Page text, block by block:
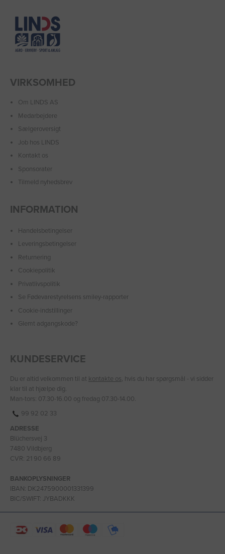
VIRKSOMHED
Om LINDS AS
Medarbejdere
Sælgeroversigt
Job hos LINDS
Kontakt os
Sponsorater
Tilmeld nyhedsbrev
INFORMATION
Handelsbetingelser
Leveringsbetingelser
Returnering
Cookiepolitik
Privatlivspolitik
Se Fødevarestyrelsens smiley-rapporter
Cookie-indstillinger
Glemt adgangskode?
KUNDESERVICE
Du er altid velkommen til at kontakte os, hvis du har spørgsmål - vi sidder
klar til at hjælpe dig.
Man-tors: 07.30-16.00 og fredag 07.30-14.00.
99 92 02 33
ADRESSE
Blüchersvej 3
7480 Vildbjerg
CVR: 21 90 66 89
BANKOPLYSNINGER
IBAN: DK2475900001331399
BIC/SWIFT: JYBADKKK